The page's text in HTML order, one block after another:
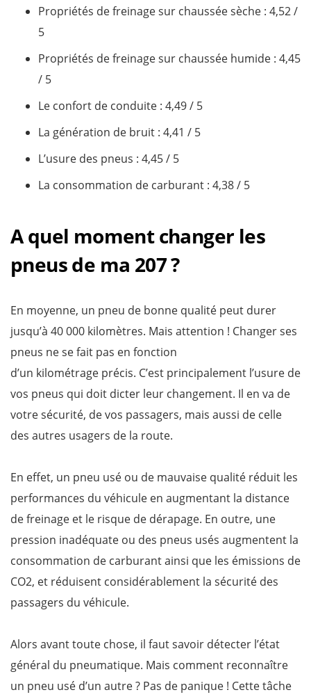
Propriétés de freinage sur chaussée sèche : ​4,52 /
5
Propriétés de freinage sur chaussée humide​ : 4,45
/ 5
Le confort de conduite​ : 4,49 / 5
La génération de bruit : ​4,41 / 5
L’usure des pneus​ : 4,45 / 5
La consommation de carburant : 4,38 / 5
A quel moment changer les
pneus de ma 207 ?
En moyenne, un pneu de bonne qualité peut durer
jusqu’à 40 000 kilomètres. Mais attention ! Changer ses
pneus ne se fait pas en fonction
d’un kilométrage précis. C’est principalement l’usure de
vos pneus qui doit dicter leur changement. Il en va de
votre sécurité, de vos passagers, mais aussi de celle
des autres usagers de la route.
En effet, un pneu usé ou de mauvaise qualité réduit les
performances du véhicule en augmentant la distance
de freinage et le risque de dérapage. En outre, une
pression inadéquate ou des pneus usés augmentent la
consommation de carburant ainsi que les émissions de
CO2, et réduisent considérablement la sécurité des
passagers du véhicule.
Alors avant toute chose, il faut savoir détecter l’état
général du pneumatique. Mais comment reconnaître
un pneu usé d’un autre ? Pas de panique ! Cette tâche